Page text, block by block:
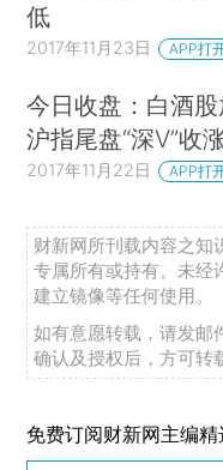
低
2017年11月23日 APP打
今日收盘：白酒
沪指尾盘“深V”收
2017年11月22日 APP打
财新网所刊载内容之知
专属所有或持有。未经
建立镜像等任何使用。
如有意愿转载，请发邮
确认及授权后，方可转
免费订阅财新网主编